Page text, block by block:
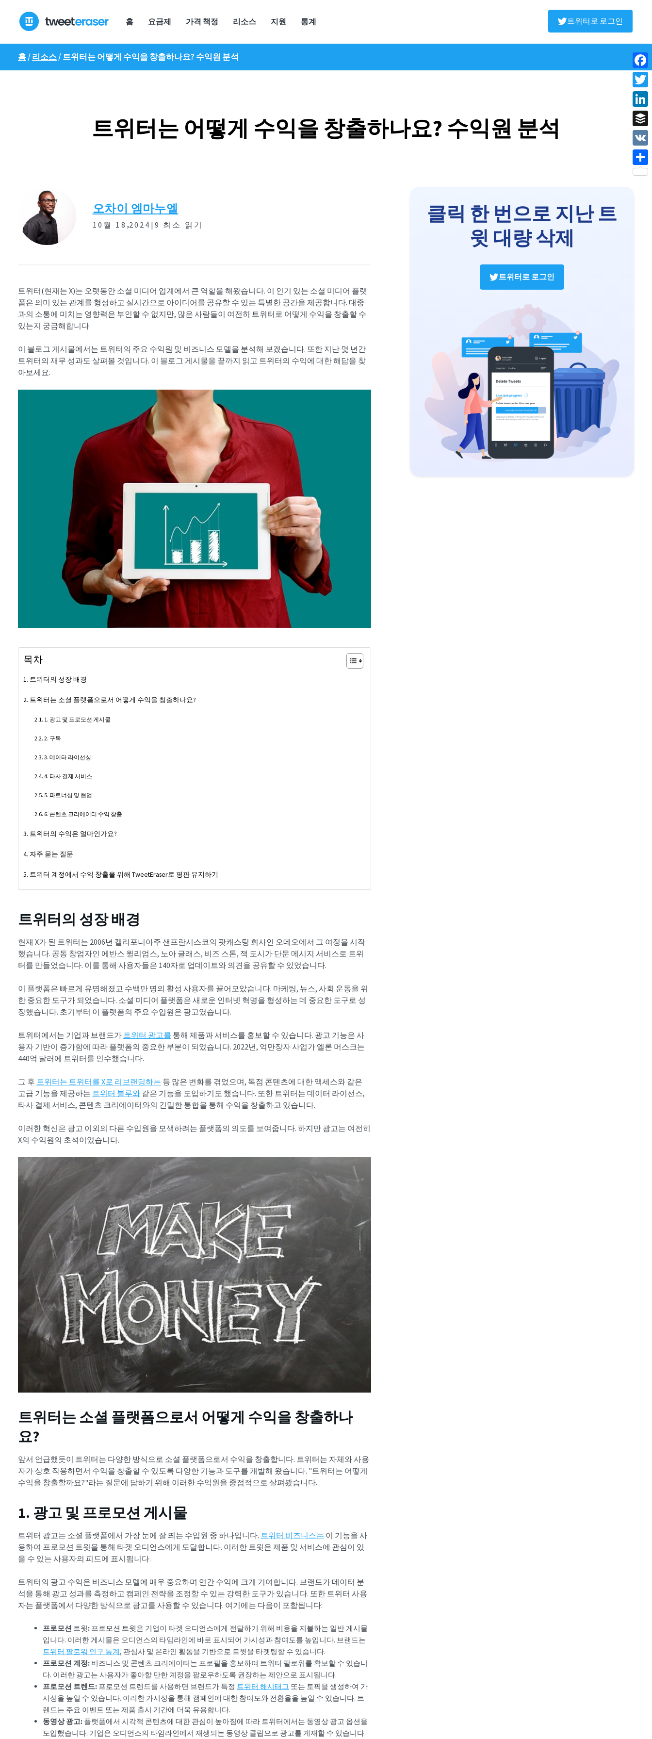
로
홈 요금제 가격 책정 리소스 지원 통계 트위터로 로그인
홈/리소스/트위터는 어떻게 수익을 창출하나요? 수익원 분석
트위터는 어떻게 수익을 창출하나요? 수익원 분석
오차이 엠마누엘
10월 18 ,2024| 9 최소 읽기
트위터(현재는 X)는 오랫동안 소셜 미디어 업계에서 큰 역할을 해왔습니다. 이 인기 있는 소셜 미디어 플랫
폼은 의미 있는 관계를 형성하고 실시간으로 아이디어를 공유할 수 있는 특별한 공간을 제공합니다. 대중
과의 소통에 미치는 영향력은 부인할 수 없지만, 많은 사람들이 여전히 트위터로 어떻게 수익을 창출할 수
있는지 궁금해합니다.
이 블로그 게시물에서는 트위터의 주요 수익원 및 비즈니스 모델을 분석해 보겠습니다. 또한 지난 몇 년간
트위터의 재무 성과도 살펴볼 것입니다. 이 블로그 게시물을 끝까지 읽고 트위터의 수익에 대한 해답을 찾
아보세요.
목차
트위터의 성장 배경
트위터는 소셜 플랫폼으로서 어떻게 수익을 창출하나요?
1. 광고 및 프로모션 게시물
2. 구독
3. 데이터 라이선싱
4. 타사 결제 서비스
5. 파트너십 및 협업
6. 콘텐츠 크리에이터 수익 창출
트위터의 수익은 얼마인가요?
자주 묻는 질문
트위터 계정에서 수익 창출을 위해 TweetEraser로 평판 유지하기
트위터의 성장 배경
현재 X가 된 트위터는 2006년 캘리포니아주 샌프란시스코의 팟캐스팅 회사인 오데오에서 그 여정을 시작
했습니다. 공동 창업자인 에반스 윌리엄스, 노아 글래스, 비즈 스톤, 잭 도시가 단문 메시지 서비스로 트위
터를 만들었습니다. 이를 통해 사용자들은 140자로 업데이트와 의견을 공유할 수 있었습니다.
이 플랫폼은 빠르게 유명해졌고 수백만 명의 활성 사용자를 끌어모았습니다. 마케팅, 뉴스, 사회 운동을 위
한 중요한 도구가 되었습니다. 소셜 미디어 플랫폼은 새로운 인터넷 혁명을 형성하는 데 중요한 도구로 성
장했습니다. 초기부터 이 플랫폼의 주요 수입원은 광고였습니다.
트위터에서는 기업과 브랜드가 트위터 광고를 통해 제품과 서비스를 홍보할 수 있습니다. 광고 기능은 사
용자 기반이 증가함에 따라 플랫폼의 중요한 부분이 되었습니다. 2022년, 억만장자 사업가 엘론 머스크는
440억 달러에 트위터를 인수했습니다.
그 후 트위터는 트위터를 X로 리브랜딩하는 등 많은 변화를 겪었으며, 독점 콘텐츠에 대한 액세스와 같은
고급 기능을 제공하는 트위터 블루와 같은 기능을 도입하기도 했습니다. 또한 트위터는 데이터 라이선스,
타사 결제 서비스, 콘텐츠 크리에이터와의 긴밀한 통합을 통해 수익을 창출하고 있습니다.
이러한 혁신은 광고 이외의 다른 수입원을 모색하려는 플랫폼의 의도를 보여줍니다. 하지만 광고는 여전히
X의 수익원의 초석이었습니다.
트위터는 소셜 플랫폼으로서 어떻게 수익을 창출하나
요?
앞서 언급했듯이 트위터는 다양한 방식으로 소셜 플랫폼으로서 수익을 창출합니다. 트위터는 자체와 사용
자가 상호 작용하면서 수익을 창출할 수 있도록 다양한 기능과 도구를 개발해 왔습니다. "트위터는 어떻게
수익을 창출할까요?"라는 질문에 답하기 위해 이러한 수익원을 중점적으로 살펴봤습니다.
1. 광고 및 프로모션 게시물
트위터 광고는 소셜 플랫폼에서 가장 눈에 잘 띄는 수입원 중 하나입니다. 트위터 비즈니스는 이 기능을 사
용하여 프로모션 트윗을 통해 타겟 오디언스에게 도달합니다. 이러한 트윗은 제품 및 서비스에 관심이 있
을 수 있는 사용자의 피드에 표시됩니다.
트위터의 광고 수익은 비즈니스 모델에 매우 중요하며 연간 수익에 크게 기여합니다. 브랜드가 데이터 분
석을 통해 광고 성과를 측정하고 캠페인 전략을 조정할 수 있는 강력한 도구가 있습니다. 또한 트위터 사용
자는 플랫폼에서 다양한 방식으로 광고를 사용할 수 있습니다. 여기에는 다음이 포함됩니다:
프로모션 트윗: 프로모션 트윗은 기업이 타겟 오디언스에게 전달하기 위해 비용을 지불하는 일반 게시물
입니다. 이러한 게시물은 오디언스의 타임라인에 바로 표시되어 가시성과 참여도를 높입니다. 브랜드는
트위터 팔로워 인구 통계, 관심사 및 온라인 활동을 기반으로 트윗을 타겟팅할 수 있습니다.
프로모션 계정: 비즈니스 및 콘텐츠 크리에이터는 프로필을 홍보하여 트위터 팔로워를 확보할 수 있습니
다. 이러한 광고는 사용자가 좋아할 만한 계정을 팔로우하도록 권장하는 제안으로 표시됩니다.
프로모션 트렌드: 프로모션 트렌드를 사용하면 브랜드가 특정 트위터 해시태그 또는 토픽을 생성하여 가
시성을 높일 수 있습니다. 이러한 가시성을 통해 캠페인에 대한 참여도와 전환율을 높일 수 있습니다. 트
렌드는 주요 이벤트 또는 제품 출시 기간에 더욱 유용합니다.
동영상 광고: 플랫폼에서 시각적 콘텐츠에 대한 관심이 높아짐에 따라 트위터에서는 동영상 광고 옵션을
도입했습니다. 기업은 오디언스의 타임라인에서 재생되는 동영상 클립으로 광고를 게재할 수 있습니다.
클릭 한 번으로 지난 트
윗 대량 삭제
트위터로 로그인
VK